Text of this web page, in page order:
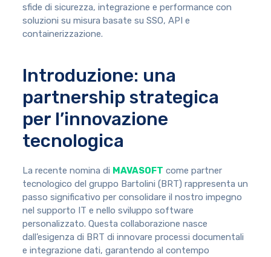
sfide di sicurezza, integrazione e performance con
soluzioni su misura basate su SSO, API e
containerizzazione.
Introduzione: una
partnership strategica
per l’innovazione
tecnologica
La recente nomina di MAVASOFT come partner
tecnologico del gruppo Bartolini (BRT) rappresenta un
passo significativo per consolidare il nostro impegno
nel supporto IT e nello sviluppo software
personalizzato. Questa collaborazione nasce
dall’esigenza di BRT di innovare processi documentali
e integrazione dati, garantendo al contempo